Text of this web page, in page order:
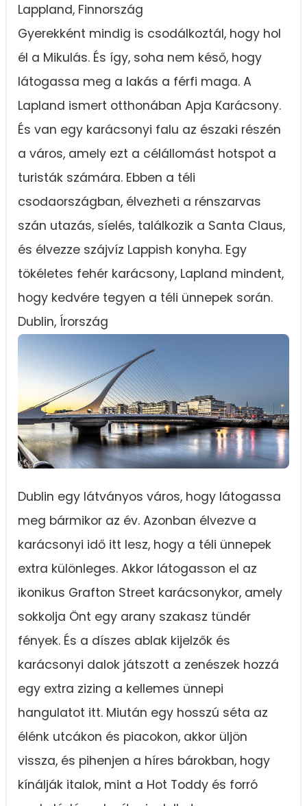
Lappland, Finnország
Gyerekként mindig is csodálkoztál, hogy hol
él a Mikulás. És így, soha nem késő, hogy
látogassa meg a lakás a férfi maga. A
Lapland ismert otthonában Apja Karácsony.
És van egy karácsonyi falu az északi részén
a város, amely ezt a célállomást hotspot a
turisták számára. Ebben a téli
csodaországban, élvezheti a rénszarvas
szán utazás, síelés, találkozik a Santa Claus,
és élvezze szájvíz Lappish konyha. Egy
tökéletes fehér karácsony, Lapland mindent,
hogy kedvére tegyen a téli ünnepek során.
Dublin, Írország
Dublin egy látványos város, hogy látogassa
meg bármikor az év. Azonban élvezve a
karácsonyi idő itt lesz, hogy a téli ünnepek
extra különleges. Akkor látogasson el az
ikonikus Grafton Street karácsonykor, amely
sokkolja Önt egy arany szakasz tündér
fények. És a díszes ablak kijelzők és
karácsonyi dalok játszott a zenészek hozzá
egy extra zizing a kellemes ünnepi
hangulatot itt. Miután egy hosszú séta az
élénk utcákon és piacokon, akkor üljön
vissza, és pihenjen a híres bárokban, hogy
kínálják italok, mint a Hot Toddy és forró